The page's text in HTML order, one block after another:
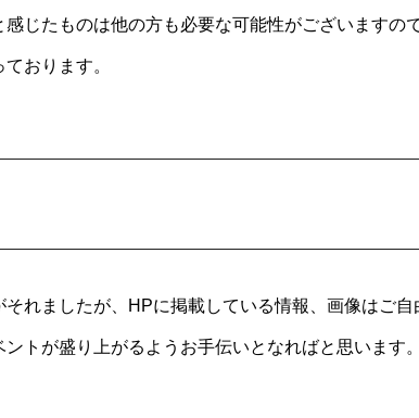
感じたものは他の方も必要な可能性がございます
おります。
れましたが、HPに掲載している情報、画像はご自
ントが盛り上がるようお手伝いとなればと思います。